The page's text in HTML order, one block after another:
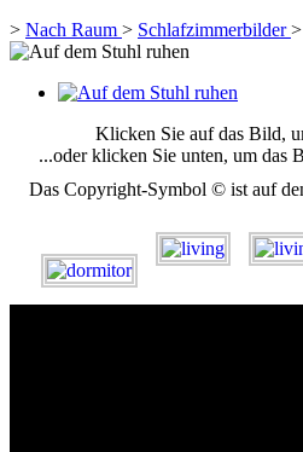
> Nach Raum > Schlafzimmerbilder>
Klicken Sie auf das Bild,
...oder klicken Sie unten, um das
Das Copyright-Symbol © ist auf